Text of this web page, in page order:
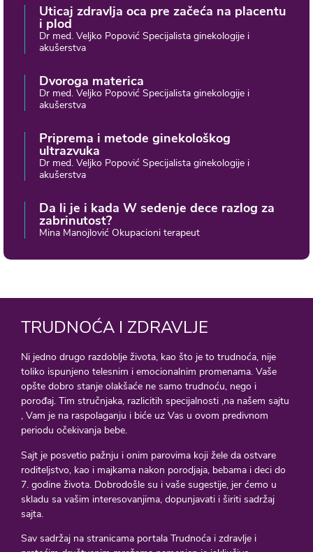
Uticaj zdravlja oca pre začeća na placentu
i plod
Dr med. Veljko Popović Specijalista ginekologije i
akušerstva
Dvoroga materica
Dr med. Veljko Popović Specijalista ginekologije i
akušerstva
Priprema i metode ginekološkog
ultrazvuka
Dr med. Veljko Popović Specijalista ginekologije i
akušerstva
Da li je i kada W sedenje dece razlog za
zabrinutost?
Mina Manojlović Okupacioni terapeut
TRUDNOĆA I ZDRAVLJE
Ni jedno drugo razdoblje života, kao što je to trudnoća, nije
toliko ispunjeno telesnim i emocionalnim promenama. Vaše
opšte dobro stanje olakšaće ne samo trudnoću, nego i
porođaj. Tim stručnjaka, razlicitih specijalnosti ,na našem sajtu
, Vam je na raspolaganju i biće uz Vas u ovom predivnom
periodu očekivanja bebe.
Sajt je posvetio pažnju i onim parovima koji žele da ostvare
roditeljstvo, kao i majkama nakon porodjaja, bebama i deci do
7. godine života. Dobrodošle su i vaše sugestije, jer ćemo u
skladu sa vašim interesovanjima, dopunjavati i širiti sadržaj
sajta.
Sav sadržaj na stranicama portala Trudnoća i zdravlje i